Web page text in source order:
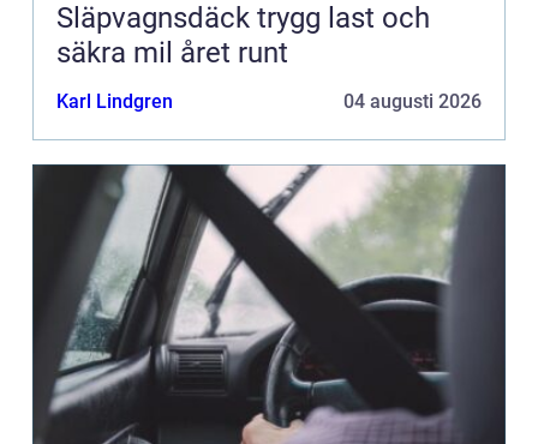
Släpvagnsdäck trygg last och
säkra mil året runt
Karl Lindgren 04 augusti 2026